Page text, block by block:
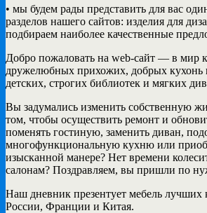
• мы будем рады представить для вас
разделов нашего сайтов: изделия для
подбираем наиболее качественные
Добро пожаловать на web-сайт — в мир
дружелюбных прихожих, добрых кухонь
детских, строгих библиотек и мягких
Вы задумались изменить собственную
том, чтобы осуществить ремонт и
поменять гостиную, заменить диван,
многофункциональную кухню или
изысканной манере? Нет времени
салонам? Поздравляем, вы пришли по
Наш дневник презентует мебель
России, Франции и Китая.